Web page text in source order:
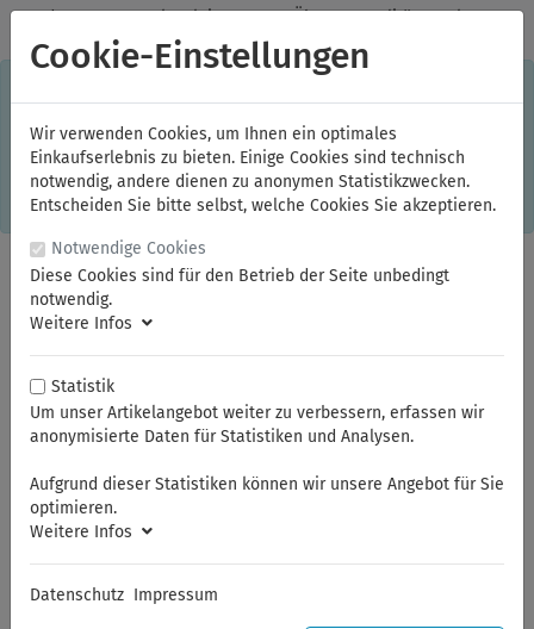
✓Jeden Monat starke Aktionen ✓Über 20 Qualitätsmarken ✓
Kostenlose Lieferung im Inland ab 150,00 Euro Bruttowarenwert
Einkaufserlebnis. Dabei werden beispielsweise die Session-
Informationen oder die Spracheinstellung auf Ihrem Rechner
gespeichert. Ohne Cookies ist der Funktionsumfang des
Online-Shops eingeschränkt. Sind Sie damit nicht
einverstanden, klicken Sie bitte hier.
Sommerferien
Sehr geehrte Kunden,
Cookie-Einstellungen
Wir verwenden Cookies, um Ihnen ein optimales
Einkaufserlebnis zu bieten. Einige Cookies sind technisch
notwendig, andere dienen zu anonymen Statistikzwecken.
Entscheiden Sie bitte selbst, welche Cookies Sie akzeptieren.
Notwendige Cookies
Diese Cookies sind für den Betrieb der Seite unbedingt
notwendig.
Weitere Infos
Statistik
Um unser Artikelangebot weiter zu verbessern, erfassen wir
anonymisierte Daten für Statistiken und Analysen.
Aufgrund dieser Statistiken können wir unsere Angebot für Sie
optimieren.
Weitere Infos
Datenschutz Impressum